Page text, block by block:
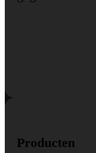
Producten